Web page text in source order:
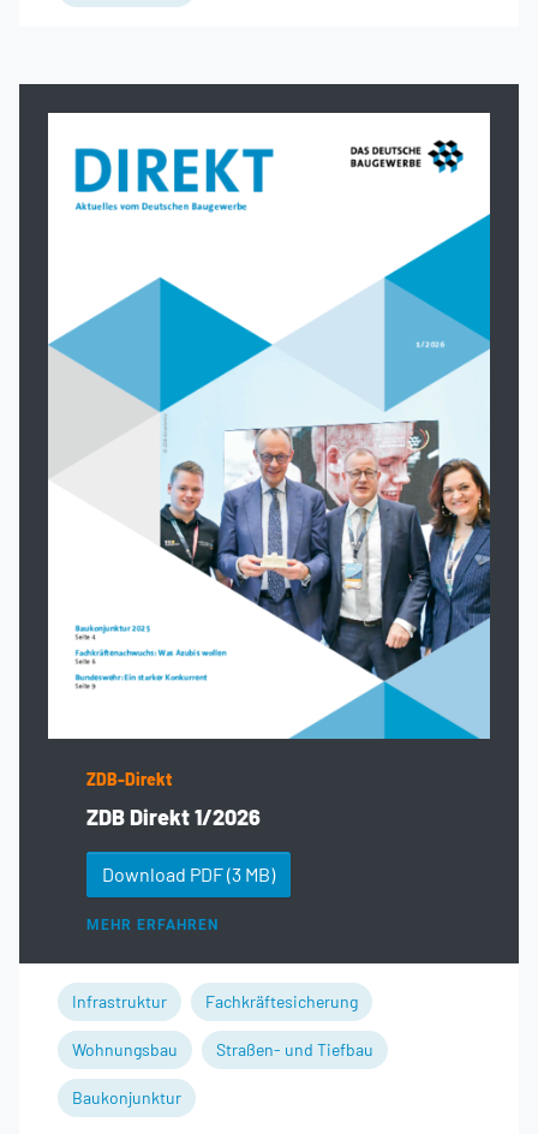
ZDB-Direkt
ZDB Direkt 1/2026
Download PDF(3 MB)
MEHR ERFAHREN
Infrastruktur Fachkräftesicherung
Wohnungsbau Straßen- und Tiefbau
Baukonjunktur